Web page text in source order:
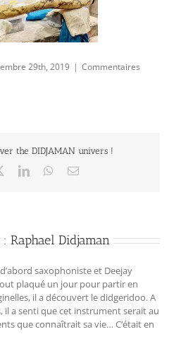
29th, 2019 | Commentaires
the DIDJAMAN univers !
LinkedInWhatsApp
Email
Raphael Didjaman
saxophoniste et Deejay
tout plaqué un jour pour partir en
il a découvert le didgeridoo. A
il a senti que cet instrument serait au
que connaîtrait sa vie… C‘était en